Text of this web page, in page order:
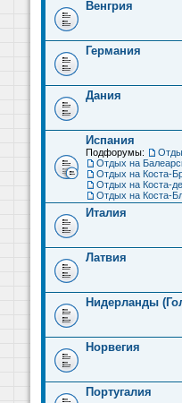
Венгрия
Германия
Дания
Испания
Подфорумы:
Отдых на
Отдых на Коста-
Отдых на Коста-
Отдых на Коста-
Италия
Латвия
Нидерланды
Норвегия
Португалия